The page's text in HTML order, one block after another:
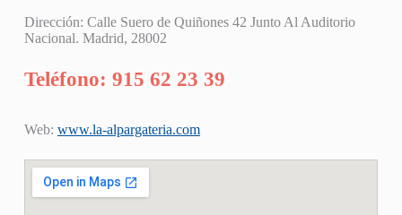
Dirección: Calle Suero de Quiñones 42 Junto Al Auditorio
Nacional. Madrid, 28002
Teléfono: 915 62 23 39
Web: www.la-alpargateria.com